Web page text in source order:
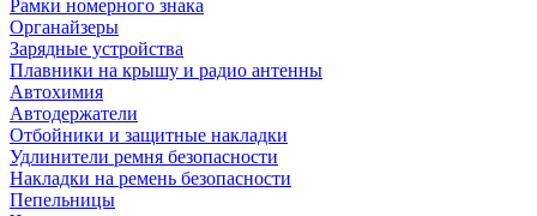
Рамки номерного знака
Органайзеры
Зарядные устройства
Плавники на крышу и радио антенны
Автохимия
Автодержатели
Отбойники и защитные накладки
Удлинители ремня безопасности
Накладки на ремень безопасности
Пепельницы